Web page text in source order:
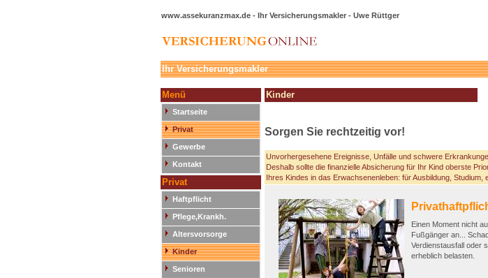
www.assekuranzmax.de - Ihr Versicherungsmakler - Uwe Rüttger
Ihr Versicherungsmakler
Menü
Startseite
Privat
Gewerbe
Kontakt
Privat
Haftpflicht
Pflege,Krankh.
Altersvorsorge
Kinder
Senioren
Kinder
Sorgen Sie rechtzeitig vor!
Unvorhergesehene Ereignisse, Unfälle und schwere
Deshalb sollte die finanzielle Absicherung für Ihr Kind oberste
Ihres Kindes in das Erwachsenenleben: für Ausbildung, Studium,
Einen Moment nicht
Fußgänger an...
Verdienstausfall oder
erheblich belasten.